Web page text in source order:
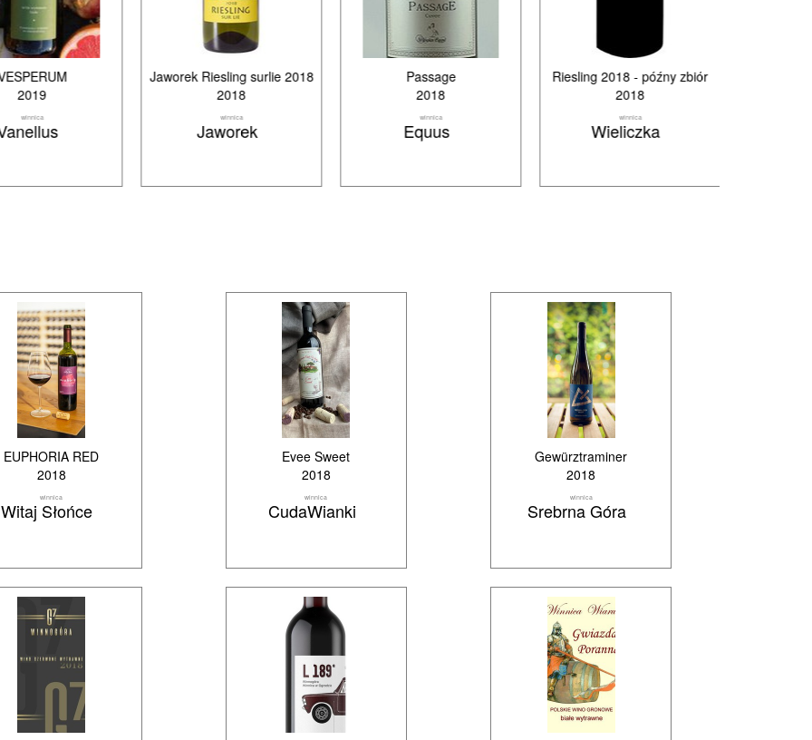
Jaworek Riesling surlie 2018
Jaworek
Riesling 2018 - późny zbiór
Wieliczka
EUPHORIA RED
2018
winnica
Witaj Słońce
Evee Sweet
2018
winnica
CudaWianki
Gewürztraminer
2018
winnica
Srebrna Góra